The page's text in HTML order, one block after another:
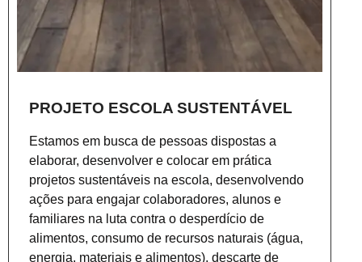
PROJETO ESCOLA SUSTENTÁVEL
Estamos em busca de pessoas dispostas a
elaborar, desenvolver e colocar em prática
projetos sustentáveis na escola, desenvolvendo
ações para engajar colaboradores, alunos e
familiares na luta contra o desperdício de
alimentos, consumo de recursos naturais (água,
energia, materiais e alimentos), descarte de